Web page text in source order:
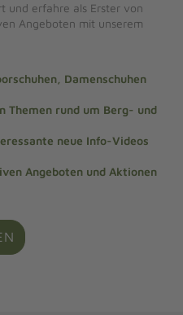
und erfahre als Erster von
Angeboten mit unserem
Damenschuhen
Themen rund um Berg- und
neue Info-Videos
Angeboten und Aktionen